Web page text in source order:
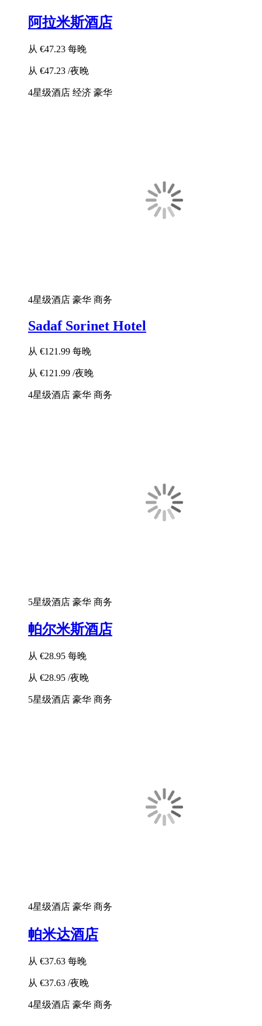
阿拉米斯酒店
从 €47.23 每晚
从 €47.23 /夜晚
4星级酒店 经济 豪华
4星级酒店 豪华 商务
Sadaf Sorinet Hotel
从 €121.99 每晚
从 €121.99 /夜晚
4星级酒店 豪华 商务
5星级酒店 豪华 商务
帕尔米斯酒店
从 €28.95 每晚
从 €28.95 /夜晚
5星级酒店 豪华 商务
4星级酒店 豪华 商务
帕米达酒店
从 €37.63 每晚
从 €37.63 /夜晚
4星级酒店 豪华 商务